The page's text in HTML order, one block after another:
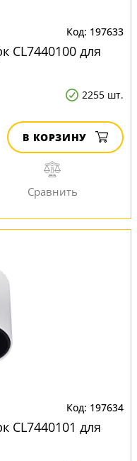
197633
CL7440100 для
2255 шт.
В КОРЗИНУ
197634
CL7440101 для